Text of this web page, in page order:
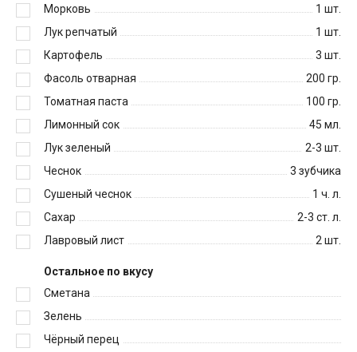
Морковь
1 шт.
Лук репчатый
1 шт.
Картофель
3 шт.
Фасоль отварная
200 гр.
Томатная паста
100 гр.
Лимонный сок
45 мл.
Лук зеленый
2-3 шт.
Чеснок
3 зубчика
Сушеный чеснок
1 ч. л.
Сахар
2-3 ст. л.
Лавровый лист
2 шт.
Остальное по вкусу
Сметана
Зелень
Чёрный перец